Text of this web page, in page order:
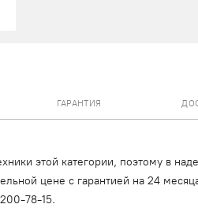
ГАРАНТИЯ
этой категории, поэтому в
цене с гарантией на 24
78-15.